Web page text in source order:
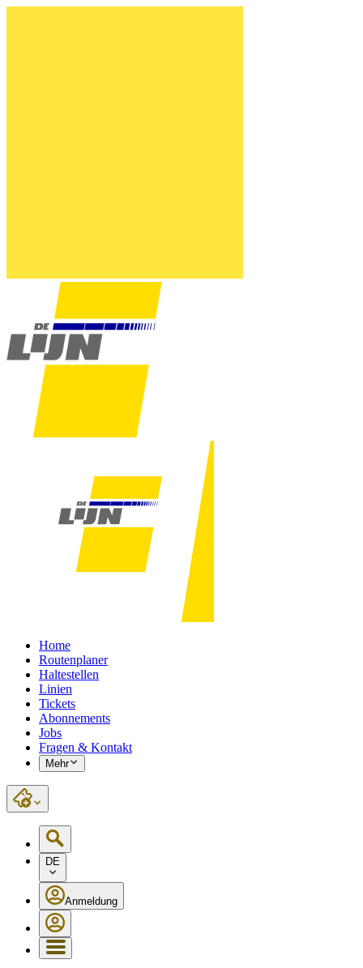
Home
Routenplaner
Haltestellen
Linien
Tickets
Abonnements
Jobs
Fragen & Kontakt
Mehr
DE
Anmeldung